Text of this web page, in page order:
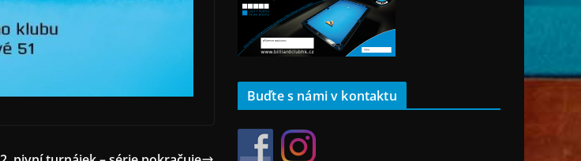
Buďte s námi v kontaktu